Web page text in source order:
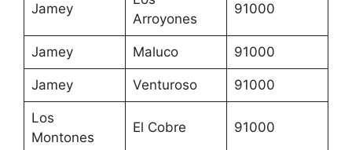
Jamey
Arroyones
91000
Jamey Maluco 91000
Jamey Venturoso 91000
Los
Montones
El Cobre 91000